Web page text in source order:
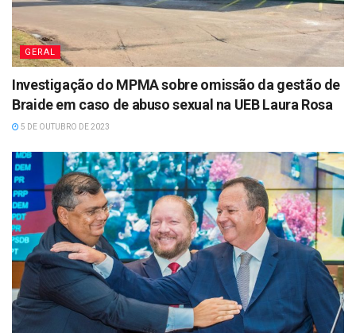
GERAL
Investigação do MPMA sobre omissão da gestão de
Braide em caso de abuso sexual na UEB Laura Rosa
5 DE OUTUBRO DE 2023